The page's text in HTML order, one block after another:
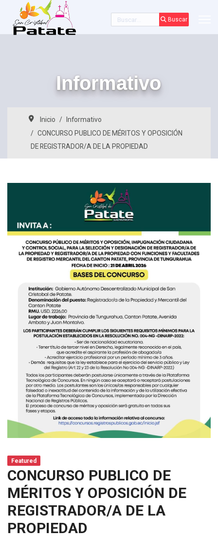
Buscar Buscar
Informativo
Inicio
Informativo
CONCURSO PUBLICO DE MÉRITOS Y OPOSICIÓN
DE REGISTRADOR/A DE LA PROPIEDAD
Featured
CONCURSO PUBLICO DE
MÉRITOS Y OPOSICIÓN DE
REGISTRADOR/A DE LA
PROPIEDAD